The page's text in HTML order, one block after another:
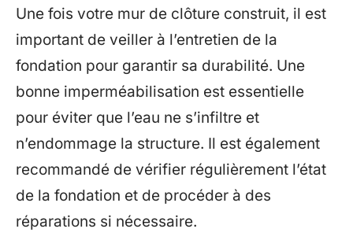
Une fois votre mur de clôture construit, il est
important de veiller à l’entretien de la
fondation pour garantir sa durabilité. Une
bonne imperméabilisation est essentielle
pour éviter que l’eau ne s’infiltre et
n’endommage la structure. Il est également
recommandé de vérifier régulièrement l’état
de la fondation et de procéder à des
réparations si nécessaire.